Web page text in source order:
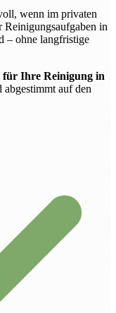
wenn im privaten
Reinigungsaufgaben in
– ohne langfristige
für Ihre Reinigung in
auf den